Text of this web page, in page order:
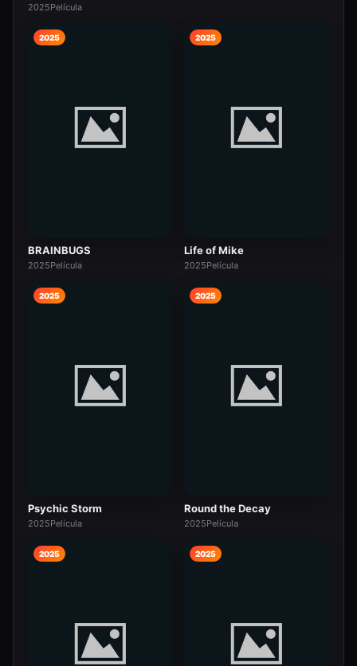
2025Película
2025
BRAINBUGS
2025Película
2025
Life of Mike
2025Película
2025
Psychic Storm
2025Película
2025
Round the Decay
2025Película
2025 2025